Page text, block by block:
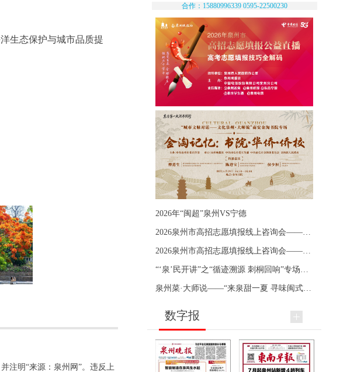
生态保护与城市品质提
注明“来源：泉州网”。违反上
合作：15880996339 0595-22500230
2026年“闽超”泉州VS宁德
数字报